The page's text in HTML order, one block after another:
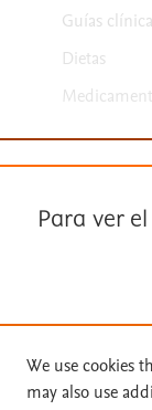
Guías
Dietas
Copyright ©2026
Para ver
We use cookies
may also use